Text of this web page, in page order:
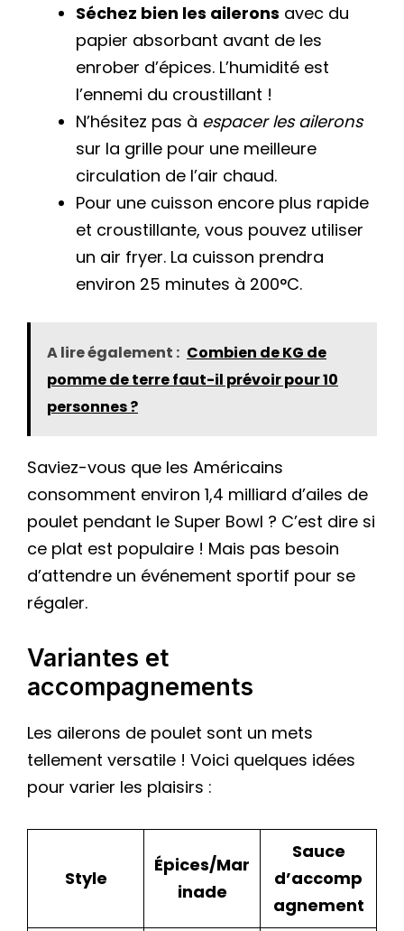
Séchez bien les ailerons avec du
papier absorbant avant de les
enrober d’épices. L’humidité est
l’ennemi du croustillant !
N’hésitez pas à espacer les ailerons
sur la grille pour une meilleure
circulation de l’air chaud.
Pour une cuisson encore plus rapide
et croustillante, vous pouvez utiliser
un air fryer. La cuisson prendra
environ 25 minutes à 200°C.
A lire également : Combien de KG de
pomme de terre faut-il prévoir pour 10
personnes ?
Saviez-vous que les Américains
consomment environ 1,4 milliard d’ailes de
poulet pendant le Super Bowl ? C’est dire si
ce plat est populaire ! Mais pas besoin
d’attendre un événement sportif pour se
régaler.
Variantes et
accompagnements
Les ailerons de poulet sont un mets
tellement versatile ! Voici quelques idées
pour varier les plaisirs :
Style
Épices/Mar
inade
Sauce
d’accomp
agnement